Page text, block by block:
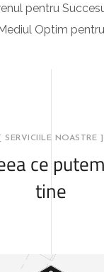
pentru
Optim
[ SERVICIILE NOASTRE ]
ce
tine